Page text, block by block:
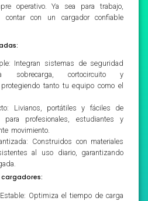
operativo. Ya sea para trabajo,
contar con un cargador confiable
Integran sistemas de seguridad
sobrecarga, cortocircuito y
protegiendo tanto tu equipo como el
Livianos, portátiles y fáciles de
para profesionales, estudiantes y
movimiento.
Construidos con materiales
al uso diario, garantizando
Optimiza el tiempo de carga